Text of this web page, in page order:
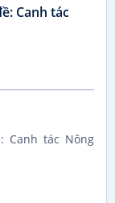
Canh tác
Canh tác Nông